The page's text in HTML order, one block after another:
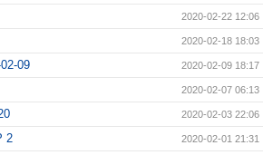
2020-02-22 12:06
2020-02-18 18:03
09 2020-02-09 18:17
2020-02-07 06:13
2020-02-03 22:06
2 2020-02-01 21:31